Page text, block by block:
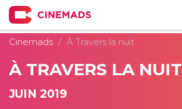
Cinemads
À Travers la nuit
À TRAVERS LA NUIT
JUIN 2019